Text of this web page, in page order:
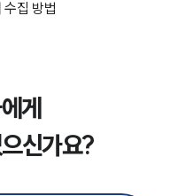
집 방법
게
신가요?